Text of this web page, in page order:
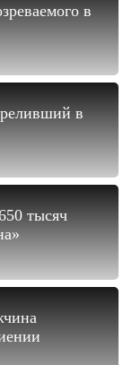
в
в
тысяч